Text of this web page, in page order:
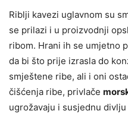
Riblji kavezi uglavnom su
se prilazi i u proizvodnji
ribom. Hrani ih se umjetno
da bi što prije izrasla do
smještene ribe, ali i oni
čišćenja ribe, privlače
ugrožavaju i susjednu